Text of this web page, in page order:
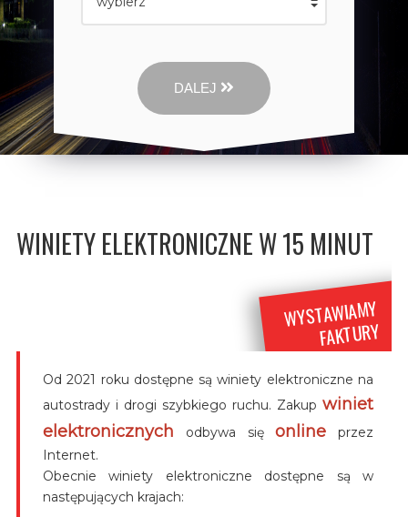
DALEJ
WINIETY ELEKTRONICZNE W 15 MINUT
WYSTAWIAMY
FAKTURY
Od 2021 roku dostępne są winiety elektroniczne na
autostrady i drogi szybkiego ruchu. Zakupwiniet
elektronicznych odbywa sięonline przez
Internet.
Obecnie winiety elektroniczne dostępne są w
następujących krajach: